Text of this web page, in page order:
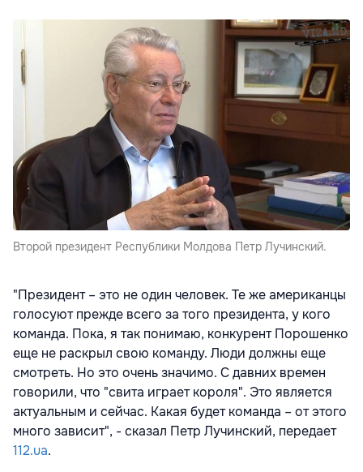
Второй президент Республики Молдова Петр Лучинский.
"Президент – это не один человек. Те же американцы
голосуют прежде всего за того президента, у кого
команда. Пока, я так понимаю, конкурент Порошенко
еще не раскрыл свою команду. Люди должны еще
смотреть. Но это очень значимо. С давних времен
говорили, что "свита играет короля". Это является
актуальным и сейчас. Какая будет команда – от этого
много зависит", - сказал Петр Лучинский, передает
112.ua.